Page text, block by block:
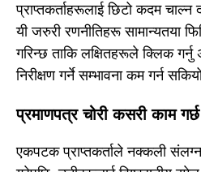
प्राप्तकर्ताहरूलाई छिटो कदम चाल्न
यी जरुरी रणनीतिहरू सामान्यतया
गरिन्छ ताकि लक्षितहरूले क्लिक गर्नु
निरीक्षण गर्ने सम्भावना कम गर्न
प्रमाणपत्र चोरी कसरी काम गर्छ
एकपटक प्राप्तकर्ताले नक्कली